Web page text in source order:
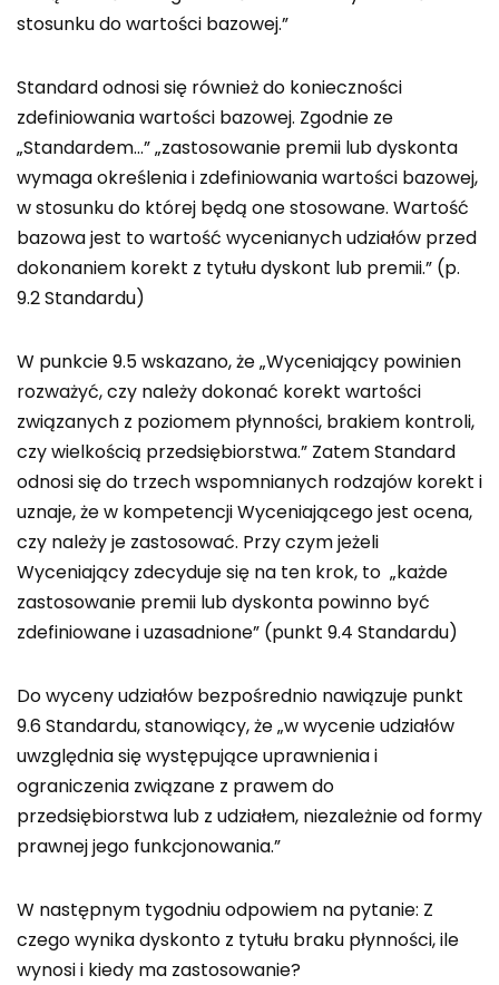
stosunku do wartości bazowej.”
Standard odnosi się również do konieczności
zdefiniowania wartości bazowej. Zgodnie ze
„Standardem…” „zastosowanie premii lub dyskonta
wymaga określenia i zdefiniowania wartości bazowej,
w stosunku do której będą one stosowane. Wartość
bazowa jest to wartość wycenianych udziałów przed
dokonaniem korekt z tytułu dyskont lub premii.” (p.
9.2 Standardu)
W punkcie 9.5 wskazano, że „Wyceniający powinien
rozważyć, czy należy dokonać korekt wartości
związanych z poziomem płynności, brakiem kontroli,
czy wielkością przedsiębiorstwa.” Zatem Standard
odnosi się do trzech wspomnianych rodzajów korekt i
uznaje, że w kompetencji Wyceniającego jest ocena,
czy należy je zastosować. Przy czym jeżeli
Wyceniający zdecyduje się na ten krok, to „każde
zastosowanie premii lub dyskonta powinno być
zdefiniowane i uzasadnione” (punkt 9.4 Standardu)
Do wyceny udziałów bezpośrednio nawiązuje punkt
9.6 Standardu, stanowiący, że „w wycenie udziałów
uwzględnia się występujące uprawnienia i
ograniczenia związane z prawem do
przedsiębiorstwa lub z udziałem, niezależnie od formy
prawnej jego funkcjonowania.”
W następnym tygodniu odpowiem na pytanie: Z
czego wynika dyskonto z tytułu braku płynności, ile
wynosi i kiedy ma zastosowanie?